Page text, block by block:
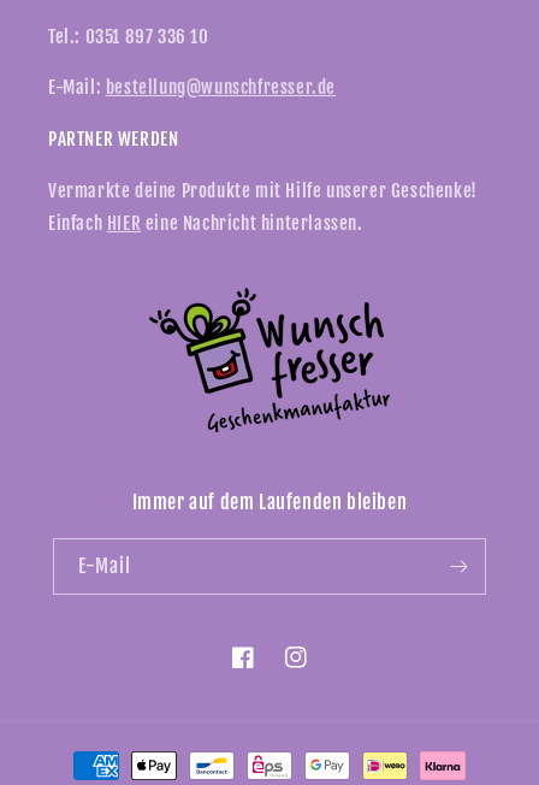
Tel.: 0351 897 336 10
E-Mail: bestellung@wunschfresser.de
PARTNER WERDEN
Vermarkte deine Produkte mit Hilfe unserer Geschenke!
Einfach HIER eine Nachricht hinterlassen.
Immer auf dem Laufenden bleiben
E-Mail
FacebookInstagram
Zahlungsmethoden